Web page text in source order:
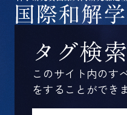
タグ検
このサイト内のす
をすることができ